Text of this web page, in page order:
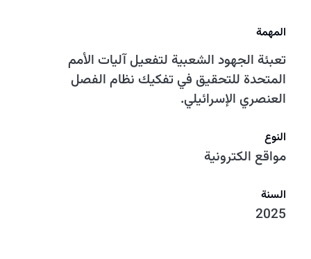
المهمة
تعبئة الجهود الشعبية لتفعيل آليات الأمم
المتحدة للتحقيق في تفكيك نظام الفصل
العنصري الإسرائيلي.
النوع
مواقع الكترونية
السنة
2025